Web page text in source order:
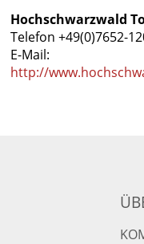
Hochschwarzwald
Telefon +49(0)7652-
E-Mail:
http://